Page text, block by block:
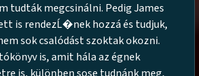
tudták megcsinálni. Pedig James
is rendezĹ�nek hozzá és tudjuk,
sok csalódást szoktak okozni.
is, amit hála az égnek